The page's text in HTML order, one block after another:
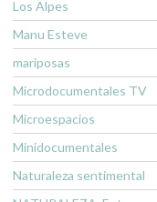
Los Alpes
Manu Esteve
mariposas
Microdocumentales TV
Microespacios
Minidocumentales
Naturaleza sentimental